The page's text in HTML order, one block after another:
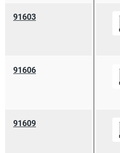
91603
91606
91609